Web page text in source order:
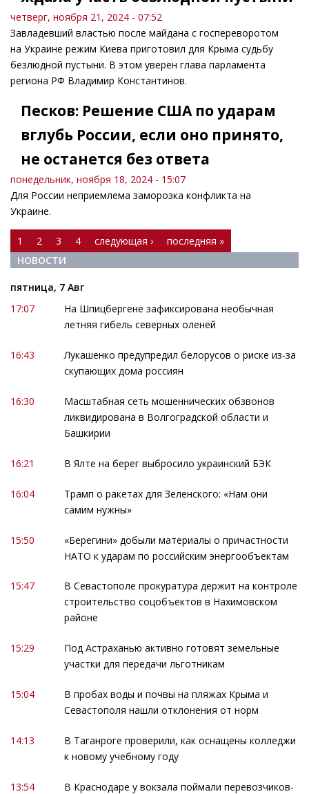
четверг, ноября 21, 2024 - 07:52
Завладевший властью после майдана с госпереворотом
на Украине режим Киева приготовил для Крыма судьбу
безлюдной пустыни. В этом уверен глава парламента
региона РФ Владимир Константинов.
Песков: Решение США по ударам
вглубь России, если оно принято,
не останется без ответа
понедельник, ноября 18, 2024 - 15:07
Для России неприемлема заморозка конфликта на
Украине.
Страницы
1 2 3 4 следующая ›
последняя »
НОВОСТИ
пятница, 7 Авг
17:07
На Шпицбергене зафиксирована необычная
летняя гибель северных оленей
16:43
Лукашенко предупредил белорусов о риске из-за
скупающих дома россиян
16:30
Масштабная сеть мошеннических обзвонов
ликвидирована в Волгоградской области и
Башкирии
16:21 В Ялте на берег выбросило украинский БЭК
16:04
Трамп о ракетах для Зеленского: «Нам они
самим нужны»
15:50
«Берегини» добыли материалы о причастности
НАТО к ударам по российским энергообъектам
15:47
В Севастополе прокуратура держит на контроле
строительство соцобъектов в Нахимовском
районе
15:29
Под Астраханью активно готовят земельные
участки для передачи льготникам
15:04
В пробах воды и почвы на пляжах Крыма и
Севастополя нашли отклонения от норм
14:13
В Таганроге проверили, как оснащены колледжи
к новому учебному году
13:54
В Краснодаре у вокзала поймали перевозчиков-